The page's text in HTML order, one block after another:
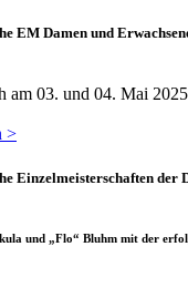
EM Damen und
am 03. und 04. Mai 2025
>
Einzelmeisterschaften der
und „Flo“ Bluhm mit der